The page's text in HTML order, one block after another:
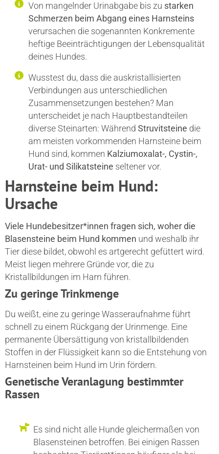
Von mangelnder Urinabgabe bis zu starken
Schmerzen beim Abgang eines Harnsteins
verursachen die sogenannten Konkremente
heftige Beeinträchtigungen der Lebensqualität
deines Hundes.
Wusstest du, dass die auskristallisierten
Verbindungen aus unterschiedlichen
Zusammensetzungen bestehen? Man
unterscheidet je nach Hauptbestandteilen
diverse Steinarten: Während Struvitsteine die
am meisten vorkommenden Harnsteine beim
Hund sind, kommen Kalziumoxalat-, Cystin-,
Urat- und Silikatsteine seltener vor.
Harnsteine beim Hund:
Ursache
Viele Hundebesitzer*innen fragen sich, woher die
Blasensteine beim Hund kommen und weshalb ihr
Tier diese bildet, obwohl es artgerecht gefüttert wird.
Meist liegen mehrere Gründe vor, die zu
Kristallbildungen im Harn führen.
Zu geringe Trinkmenge
Du weißt, eine zu geringe Wasseraufnahme führt
schnell zu einem Rückgang der Urinmenge. Eine
permanente Übersättigung von kristallbildenden
Stoffen in der Flüssigkeit kann so die Entstehung von
Harnsteinen beim Hund im Urin fördern.
Genetische Veranlagung bestimmter
Rassen
Es sind nicht alle Hunde gleichermaßen von
Blasensteinen betroffen. Bei einigen Rassen